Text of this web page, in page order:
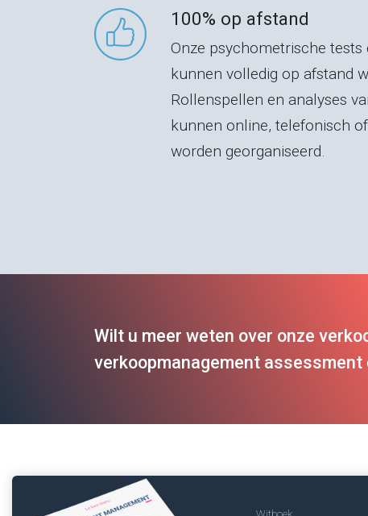
100% op afstand
Onze psychometrische
kunnen volledig op afstand
Rollenspellen en analyses
kunnen online, telefonisch
worden georganiseerd.
Wilt u meer weten over onze
verkoopmanagement assessment